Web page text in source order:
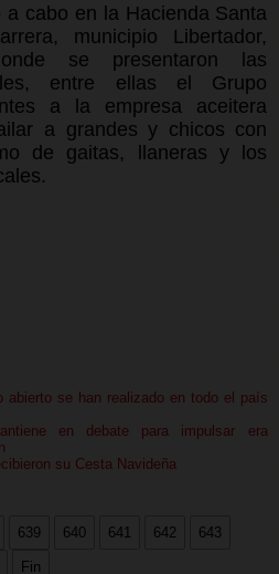
cabo en la Hacienda Santa
municipio Libertador,
se presentaron las
entre ellas el Grupo
a la empresa aceitera
a grandes y chicos con
de gaitas, llaneras y los
abierto se han realizado en todo el país
en debate para impulsar era
su Cesta Navideña
639 640 641 642 643
Fin